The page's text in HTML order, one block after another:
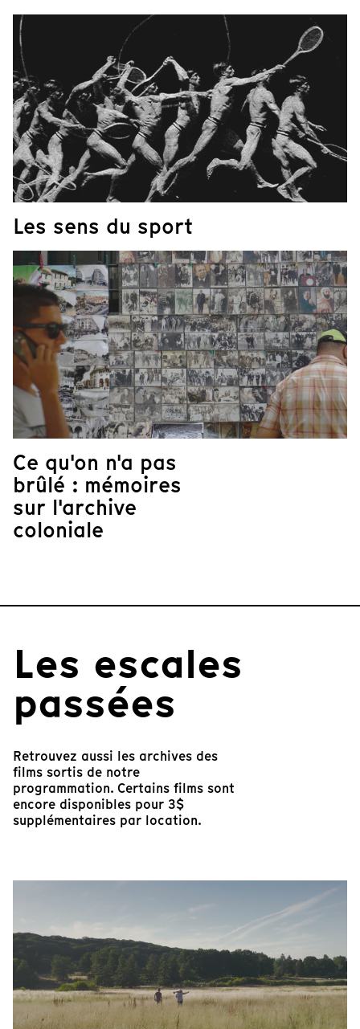
Les sens du sport
Ce qu'on n'a pas
brûlé : mémoires
sur l'archive
coloniale
Les escales
passées
Retrouvez aussi les archives des
films sortis de notre
programmation. Certains films sont
encore disponibles pour 3$
supplémentaires par location.